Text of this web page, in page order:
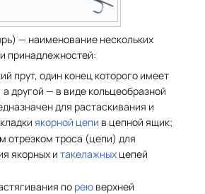
— наименование нескольких
принадлежностей:
прут, один конец которого имеет
другой — в виде кольцеобразной
для растаскивания и
якорной цепи в цепной ящик;
отрезком троса (цепи) для
якорных и такелажныхцепей
по реюверхней